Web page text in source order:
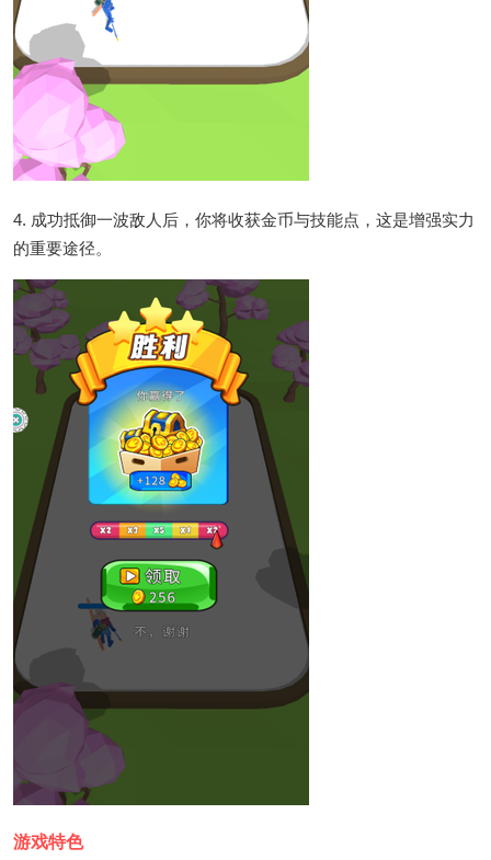
4. 成功抵御一波敌人后，你将收获金币与技能点，这是增强实力
的重要途径。
游戏特色